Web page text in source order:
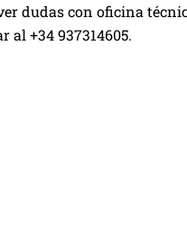
dudas con oficina
al +34 937314605.